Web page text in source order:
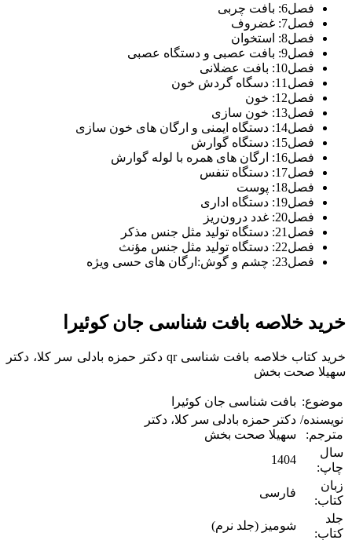
فصل6: بافت چربی
فصل7: غضروف
فصل8: استخوان
فصل9: بافت عصبی و دستگاه عصبی
فصل10: بافت عضلانی
فصل11: دسگاه گردش خون
فصل12: خون
فصل13: خون سازی
فصل14: دستگاه ایمنی و ارگان های خون سازی
فصل15: دستگاه گوارش
فصل16: ارگان های همره با لوله گوارش
فصل17: دستگاه تنفس
فصل18: پوست
فصل19: دستگاه اداری
فصل20: غدد درون‌ریز
فصل21: دستگاه تولید مثل جنس مذکر
فصل22: دستگاه تولید مثل جنس مؤنث
فصل23: چشم و گوش:ارگان های حسی ویژه
خرید خلاصه بافت‌ شناسی جان كوئیرا
خرید کتاب خلاصه بافت شناسی qr دکتر حمزه بادلی سر کلا، دکتر
سهیلا صحت بخش
موضوع: بافت شناسی جان کوئیرا
نویسنده/
مترجم:
دکتر حمزه بادلی سر کلا، دکتر
سهیلا صحت بخش
سال
چاپ:
1404
زبان
کتاب:
فارسی
جلد
کتاب:
شومیز (جلد نرم)